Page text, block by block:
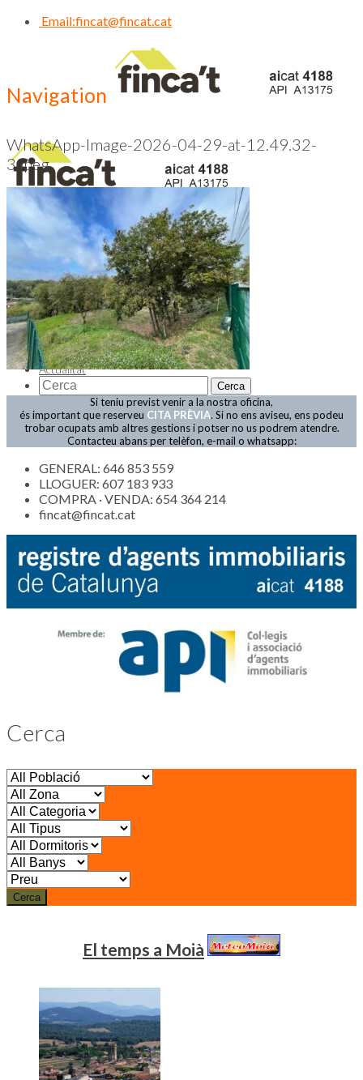
Email:fincat@fincat.cat
Navigation
CALL US NOW
93 830 14 35
Inici
Qui Som
Contacte
Actualitat
WhatsApp-Image-2026-04-29-at-12.49.32-
3.jpeg
Si teniu previst venir a la nostra oficina,
és important que reserveu CITA PRÈVIA. Si no ens aviseu, ens podeu
trobar ocupats amb altres gestions i potser no us podrem atendre.
Contacteu abans per telèfon, e-mail o whatsapp:
GENERAL: 646 853 559
LLOGUER: 607 183 933
COMPRA · VENDA: 654 364 214
fincat@fincat.cat
Cerca
Cerca
El temps a Moià